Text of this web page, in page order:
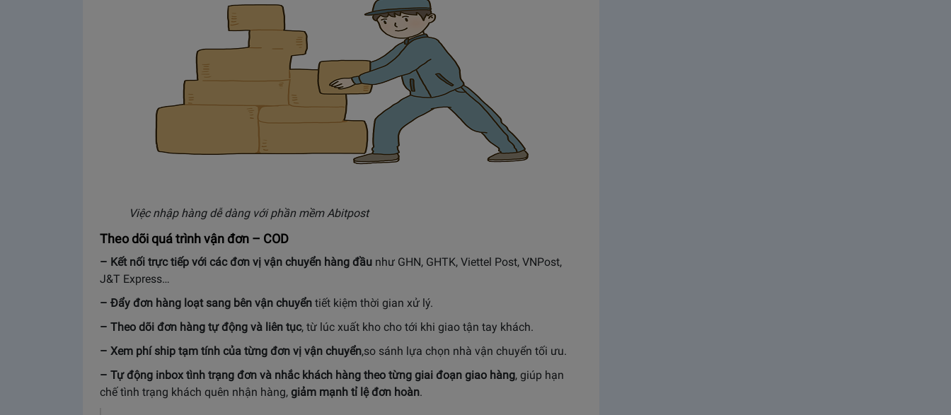
Việc nhập hàng dễ dàng với phần mềm Abitpost
Theo dõi quá trình vận đơn – COD
– Kết nối trực tiếp với các đơn vị vận chuyển hàng đầu như GHN, GHTK, Viettel Post, VNPost,
J&T Express…
– Đẩy đơn hàng loạt sang bên vận chuyển tiết kiệm thời gian xử lý.
– Theo dõi đơn hàng tự động và liên tục, từ lúc xuất kho cho tới khi giao tận tay khách.
– Xem phí ship tạm tính của từng đơn vị vận chuyển,so sánh lựa chọn nhà vận chuyển tối ưu.
– Tự động inbox tình trạng đơn và nhắc khách hàng theo từng giai đoạn giao hàng, giúp hạn
chế tình trạng khách quên nhận hàng, giảm mạnh tỉ lệ đơn hoàn.